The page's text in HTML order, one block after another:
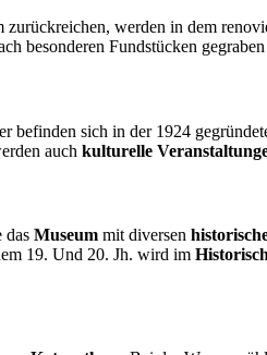
werden in dem
besonderen Fundstücken
befinden sich in der 1924
auch kulturelle
das Museum mit diversen
19. Und 20. Jh. wird im